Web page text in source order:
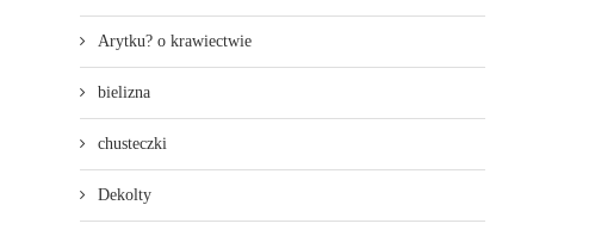
Arytku? o krawiectwie
bielizna
chusteczki
Dekolty